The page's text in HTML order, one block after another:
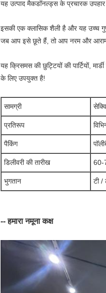
यह उत्पाद मैकडॉनल्ड्स के प्रचारक
इसकी एक क्लासिक शैली है और यह उच्च
जब आप इसे छूते हैं, तो आप नरम और
यह क्रिसमस की छुट्टियों की पार्टियों,
के लिए उपयुक्त है!
सामग्री
प्रतिरूप
पैकिंग
डिलीवरी की तारीख 60-
भुगतान टी /
-- हमारा नमूना कक्ष